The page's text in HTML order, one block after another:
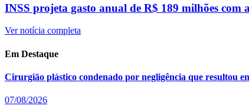
INSS projeta gasto anual de R$ 189 milhões com
Ver notícia completa
Em Destaque
Cirurgião plástico condenado por negligência que resultou
07/08/2026